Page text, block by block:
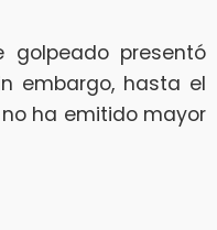
presentó
embargo, hasta el
ha emitido mayor